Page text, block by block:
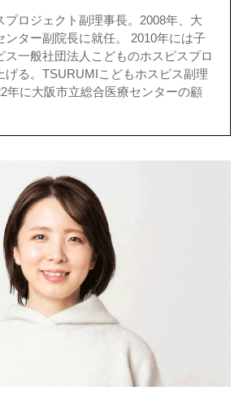
プロジェクト副理事長。2008年、大
ンター副院長に就任。 2010年には子
ス一般社団法人こどものホスピスプロ
げる。TSURUMIこどもホスピス副理
年に大阪市立総合医療センターの顧